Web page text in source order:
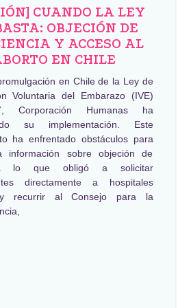
CUANDO LA LEY
OBJECIÓN DE
Y ACCESO AL
EN CHILE
en Chile de la Ley de
Voluntaria del Embarazo (IVE)
Corporación Humanas ha
su implementación. Este
ha enfrentado obstáculos para
información sobre objeción de
lo que obligó a solicitar
directamente a hospitales
recurrir al Consejo para la